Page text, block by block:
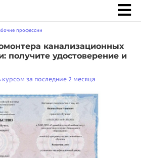
профессии
канализационных
получите удостоверение и
курсом за последние 2 месяца